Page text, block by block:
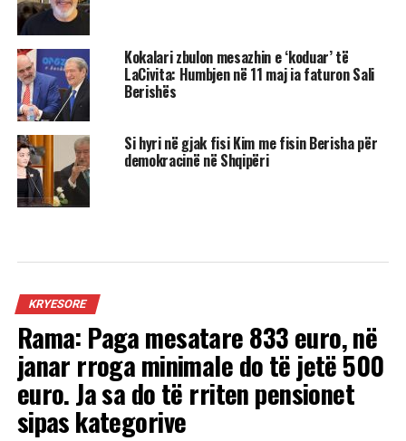
Kokalari zbulon mesazhin e ‘koduar’ të
LaCivita: Humbjen në 11 maj ia faturon Sali
Berishës
Si hyri në gjak fisi Kim me fisin Berisha për
demokracinë në Shqipëri
KRYESORE
Rama: Paga mesatare 833 euro, në
janar rroga minimale do të jetë 500
euro. Ja sa do të rriten pensionet
sipas kategorive